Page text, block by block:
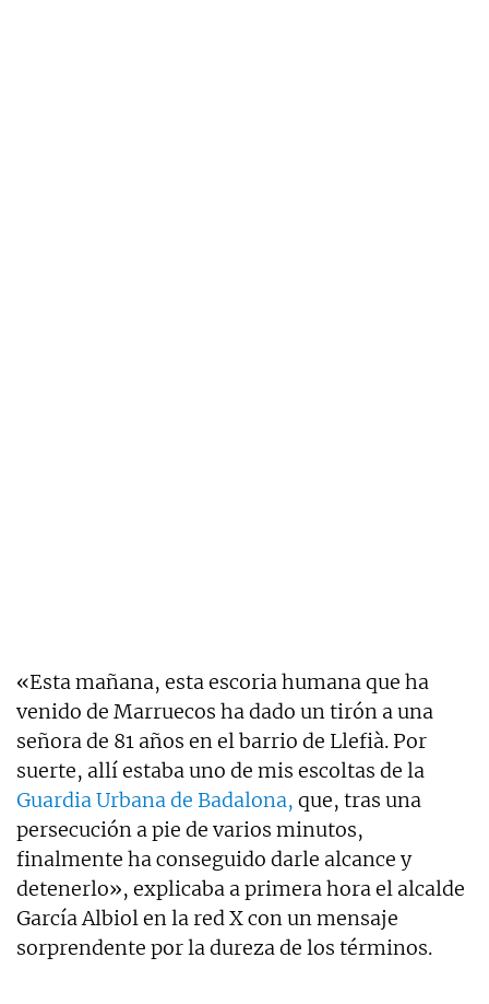
«Esta mañana, esta escoria humana que ha
venido de Marruecos ha dado un tirón a una
señora de 81 años en el barrio de Llefià. Por
suerte, allí estaba uno de mis escoltas de la
Guardia Urbana de Badalona, que, tras una
persecución a pie de varios minutos,
finalmente ha conseguido darle alcance y
detenerlo», explicaba a primera hora el alcalde
García Albiol en la red X con un mensaje
sorprendente por la dureza de los términos.